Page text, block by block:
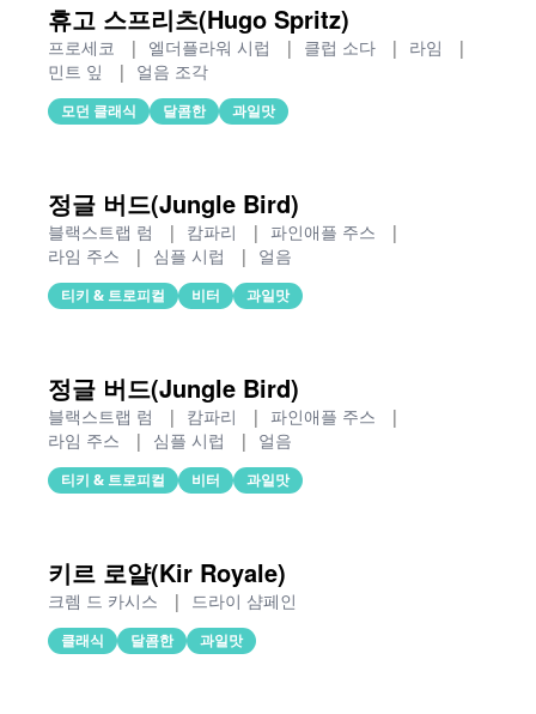
휴고 스프리츠(Hugo Spritz)
프로세코 | 엘더플라워 시럽 | 클럽 소다 | 라임
|
민트 잎
| 얼음 조각
모던 클래식 달콤한 과일맛
정글 버드(Jungle Bird)
블랙스트랩 럼 | 캄파리 | 파인애플 주스
|
라임 주스
| 심플 시럽 | 얼음
티키 & 트로피컬 비터 과일맛
정글 버드(Jungle Bird)
블랙스트랩 럼 | 캄파리 | 파인애플 주스
|
라임 주스
| 심플 시럽 | 얼음
티키 & 트로피컬 비터 과일맛
키르 로얄(Kir Royale)
크렘 드 카시스 | 드라이 샴페인
클래식 달콤한 과일맛